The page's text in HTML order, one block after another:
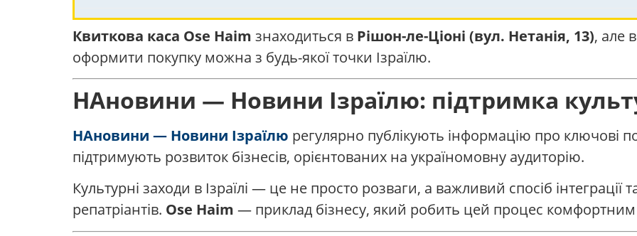
Квиткова каса Ose Haim знаходиться в Рішон-ле-Ціоні (вул. Нетанія, 13), але
оформити покупку можна з будь-якої точки Ізраїлю.
НАновини — Новини Ізраїлю: підтримка
НАновини — Новини Ізраїлю регулярно публікують інформацію про ключові
підтримують розвиток бізнесів, орієнтованих на україномовну аудиторію.
Культурні заходи в Ізраїлі — це не просто розваги, а важливий спосіб інтеграції
репатріантів. Ose Haim — приклад бізнесу, який робить цей процес